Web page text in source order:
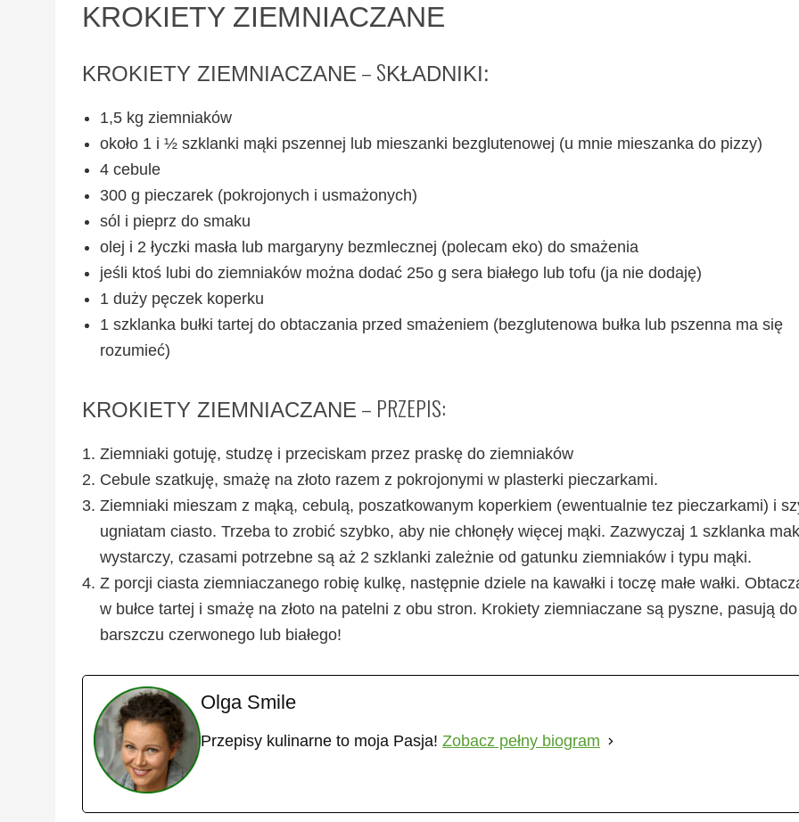
KROKIETY ZIEMNIACZANE
KROKIETY ZIEMNIACZANE – SKŁADNIKI:
1,5 kg ziemniaków
około 1 i ½ szklanki mąki pszennej lub mieszanki bezglutenowej (u mnie mieszanka do pizzy)
4 cebule
300 g pieczarek (pokrojonych i usmażonych)
sól i pieprz do smaku
olej i 2 łyczki masła lub margaryny bezmlecznej (polecam eko) do smażenia
jeśli ktoś lubi do ziemniaków można dodać 25o g sera białego lub tofu (ja nie dodaję)
1 duży pęczek koperku
1 szklanka bułki tartej do obtaczania przed smażeniem (bezglutenowa bułka lub pszenna ma się
rozumieć)
KROKIETY ZIEMNIACZANE – PRZEPIS:
Ziemniaki gotuję, studzę i przeciskam przez praskę do ziemniaków
Cebule szatkuję, smażę na złoto razem z pokrojonymi w plasterki pieczarkami.
Ziemniaki mieszam z mąką, cebulą, poszatkowanym koperkiem (ewentualnie tez pieczarkami) i
ugniatam ciasto. Trzeba to zrobić szybko, aby nie chłonęły więcej mąki. Zazwyczaj 1 szklanka
wystarczy, czasami potrzebne są aż 2 szklanki zależnie od gatunku ziemniaków i typu mąki.
Z porcji ciasta ziemniaczanego robię kulkę, następnie dziele na kawałki i toczę małe wałki.
w bułce tartej i smażę na złoto na patelni z obu stron. Krokiety ziemniaczane są pyszne, pasują do
barszczu czerwonego lub białego!
Olga Smile
Przepisy kulinarne to moja Pasja! Zobacz pełny biogram